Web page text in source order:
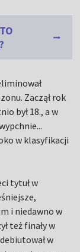
Zaczął rok
był 18., a w
w klasyfikacji
tytuł w
i niedawno w
też finały w
w